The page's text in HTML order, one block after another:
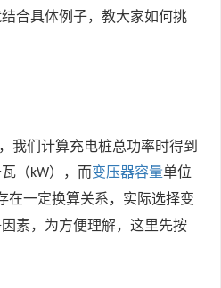
合具体例子，教大家如何挑
我们计算充电桩总功率时得到
（kW），而变压器容量单位
在一定换算关系，实际选择变
素，为方便理解，这里先按